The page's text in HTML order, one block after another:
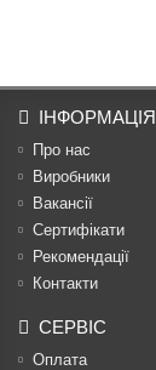
ІНФОРМАЦІЯ
Про нас
Виробники
Вакансії
Сертифікати
Рекомендації
Контакти
СЕРВІС
Оплата